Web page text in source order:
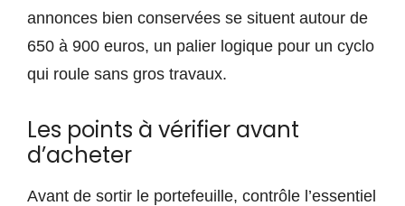
annonces bien conservées se situent autour de
650 à 900 euros, un palier logique pour un cyclo
qui roule sans gros travaux.
Les points à vérifier avant
d’acheter
Avant de sortir le portefeuille, contrôle l’essentiel